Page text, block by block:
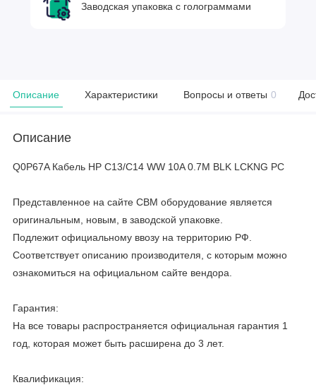
Заводская упаковка с голограммами
Описание Характеристики Вопросы и ответы 0
Описание
Q0P67A Кабель HP C13/C14 WW 10A 0.7M BLK LCKNG PC
Представленное на сайте CBM оборудование является
оригинальным, новым, в заводской упаковке.
Подлежит официальному ввозу на территорию РФ.
Соответствует описанию производителя, с которым можно
ознакомиться на официальном сайте вендора.
Гарантия:
На все товары распространяется официальная гарантия 1
год, которая может быть расширена до 3 лет.
Квалификация: